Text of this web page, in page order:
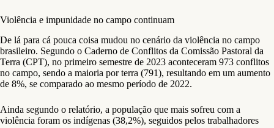
Violência e impunidade no campo continuam
De lá para cá pouca coisa mudou no cenário da violência no campo
brasileiro. Segundo o Caderno de Conflitos da Comissão Pastoral da
Terra (CPT), no primeiro semestre de 2023 aconteceram 973 conflitos
no campo, sendo a maioria por terra (791), resultando em um aumento
de 8%, se comparado ao mesmo período de 2022.
Ainda segundo o relatório, a população que mais sofreu com a
violência foram os indígenas (38,2%), seguidos pelos trabalhadores